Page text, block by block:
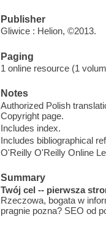
Publisher
Gliwice : Helion, ©2013.
Paging
1 online resource (1
Notes
Authorized Polish
Copyright page.
Includes index.
Includes bibliographical
O'Reilly O'Reilly Online
Summary
Twój cel -- pierwsza
Rzeczowa, bogata w
pragnie pozna? SEO od